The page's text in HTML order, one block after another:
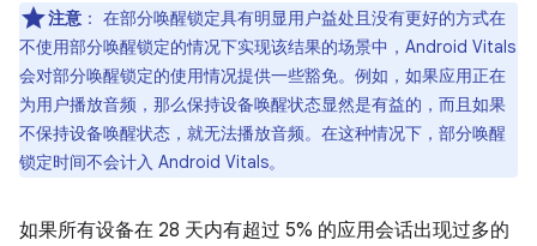
注意 ： 在部分唤醒锁定具有明显用户益处且没有更好的方式在
不使用部分唤醒锁定的情况下实现该结果的场景中，Android Vitals
会对部分唤醒锁定的使用情况提供一些豁免。例如，如果应用正在
为用户播放音频，那么保持设备唤醒状态显然是有益的，而且如果
不保持设备唤醒状态，就无法播放音频。在这种情况下，部分唤醒
锁定时间不会计入 Android Vitals。
如果所有设备在 28 天内有超过 5% 的应用会话出现过多的